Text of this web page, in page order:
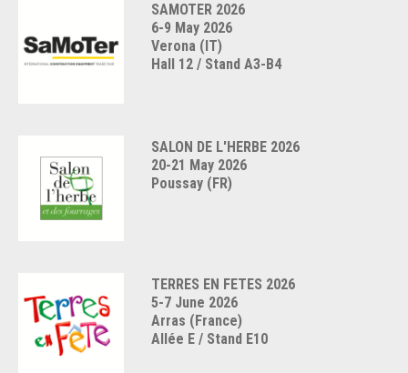
SAMOTER 2026
6-9 May 2026
Verona (IT)
Hall 12 / Stand A3-B4
SALON DE L'HERBE 2026
20-21 May 2026
Poussay (FR)
TERRES EN FETES 2026
5-7 June 2026
Arras (France)
Allée E / Stand E10